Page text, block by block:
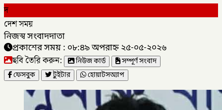
দ
দেশ সময়
নিজস্ব সংবাদদাতা
প্রকাশের সময় : ০৮:৪৯ অপরাহ্ন ২৫-০৫-২০২৬
ছবি তৈরি করুন: নিউজ কার্ড
সম্পূর্ণ সংবাদ
ফেসবুক
টুইটার হোয়াটসঅ্যাপ